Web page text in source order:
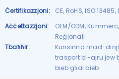
Ċertifikazzjoni:
CE, RoHS, ISO 13485,
Aċċettazzjoni:
OEM/ODM,
Reġjonali
Tbaħħir:
Kunsinna mad-
trasport bl-ajru jew
bieb għal bieb